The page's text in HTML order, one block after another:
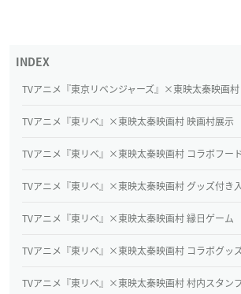
TVアニメ『東京リベンジャーズ』×東映太秦映画
TVアニメ『東リベ』×東映太秦映画村 映画村展示
TVアニメ『東リベ』×東映太秦映画村 コラボフード
TVアニメ『東リベ』×東映太秦映画村 グッズ付き
TVアニメ『東リベ』×東映太秦映画村 縁日ゲーム
TVアニメ『東リベ』×東映太秦映画村 コラボグッ
TVアニメ『東リベ』×東映太秦映画村 村内スタン